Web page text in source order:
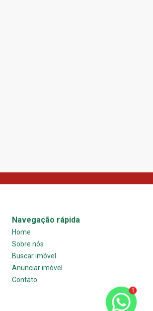
Navegação rápida
Home
Sobre nós
Buscar imóvel
Anunciar imóvel
Contato
1